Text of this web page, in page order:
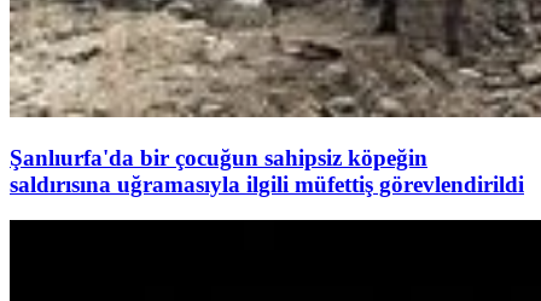
Şanlıurfa'da bir çocuğun sahipsiz köpeğin
saldırısına uğramasıyla ilgili müfettiş görevlendirildi